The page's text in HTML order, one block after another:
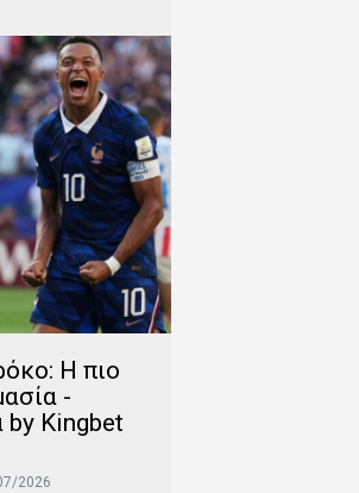
Η πιο
-
by Kingbet
2026